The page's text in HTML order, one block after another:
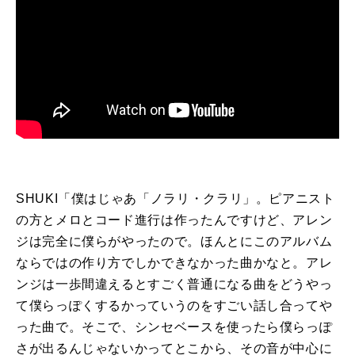
SHUKI「僕はじゃあ「ノラリ・クラリ」。ピアニスト
の方とメロとコード進行は作ったんですけど、アレン
ジは完全に僕らがやったので。ほんとにこのアルバム
ならではの作り方でしかできなかった曲かなと。アレ
ンジは一歩間違えるとすごく普通になる曲をどうやっ
て僕らっぽくするかっていうのをすごい話し合ってや
った曲で。そこで、シンセベースを使ったら僕らっぽ
さが出るんじゃないかってとこから、その音が中心に